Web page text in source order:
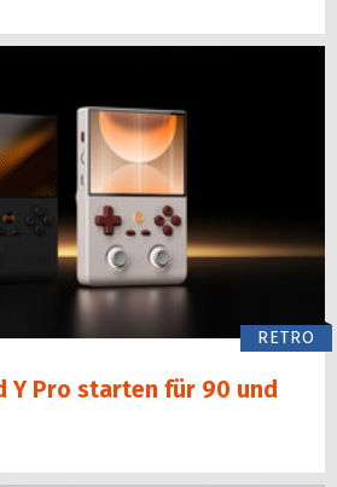
RETRO
Y Pro starten für 90 und